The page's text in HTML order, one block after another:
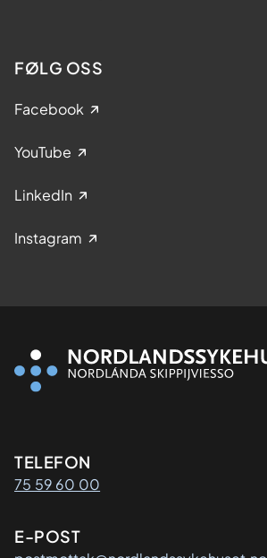
FØLG OSS
Facebook
YouTube
LinkedIn
Instagram
Kontaktinformasjon
TELEFON
75 59 60 00
E-POST